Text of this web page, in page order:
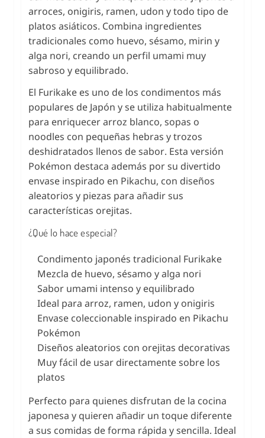
arroces, onigiris, ramen, udon y todo tipo de
platos asiáticos. Combina ingredientes
tradicionales como huevo, sésamo, mirin y
alga nori, creando un perfil umami muy
sabroso y equilibrado.
El Furikake es uno de los condimentos más
populares de Japón y se utiliza habitualmente
para enriquecer arroz blanco, sopas o
noodles con pequeñas hebras y trozos
deshidratados llenos de sabor. Esta versión
Pokémon destaca además por su divertido
envase inspirado en Pikachu, con diseños
aleatorios y piezas para añadir sus
características orejitas.
¿Qué lo hace especial?
Condimento japonés tradicional Furikake
Mezcla de huevo, sésamo y alga nori
Sabor umami intenso y equilibrado
Ideal para arroz, ramen, udon y onigiris
Envase coleccionable inspirado en Pikachu
Pokémon
Diseños aleatorios con orejitas decorativas
Muy fácil de usar directamente sobre los
platos
Perfecto para quienes disfrutan de la cocina
japonesa y quieren añadir un toque diferente
a sus comidas de forma rápida y sencilla. Ideal